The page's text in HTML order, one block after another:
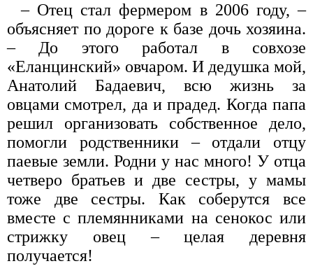
– Отец стал фермером в 2006 году, –
объясняет по дороге к базе дочь хозяина.
– До этого работал в совхозе
«Еланцинский» овчаром. И дедушка мой,
Анатолий Бадаевич, всю жизнь за
овцами смотрел, да и прадед. Когда папа
решил организовать собственное дело,
помогли родственники – отдали отцу
паевые земли. Родни у нас много! У отца
четверо братьев и две сестры, у мамы
тоже две сестры. Как соберутся все
вместе с племянниками на сенокос или
стрижку овец – целая деревня
получается!